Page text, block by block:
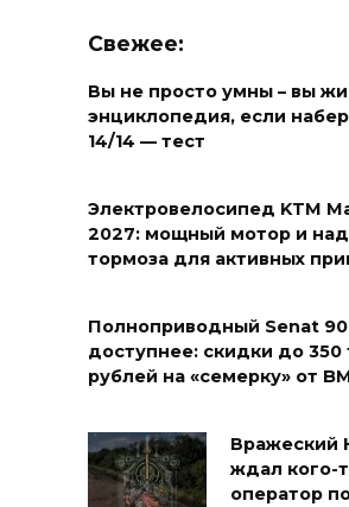
Свежее:
Вы не просто умны – вы
энциклопедия, если
14/14 — тест
Электровелосипед KTM
2027: мощный мотор и
тормоза для активных
Полноприводный Senat
доступнее: скидки до 350
рублей на «семерку» от
Вражеский
ждал кого-
оператор